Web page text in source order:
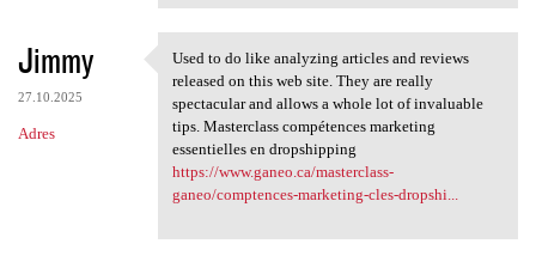
Jimmy
27.10.2025
Adres
Used to do like analyzing
Used to do like analyzing articles and reviews
released on this web site. They are really
spectacular and allows a whole lot of invaluable
tips. Masterclass compétences marketing
essentielles en dropshipping
https://www.ganeo.ca/masterclass-
ganeo/comptences-marketing-cles-dropshi...